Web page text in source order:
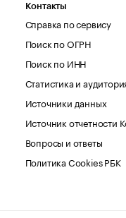
Контакты
Справка по сервису
Поиск по ОГРН
Поиск по ИНН
Статистика и
Источники данных
Источник отчетности
Вопросы и ответы
Политика Cookies РБК